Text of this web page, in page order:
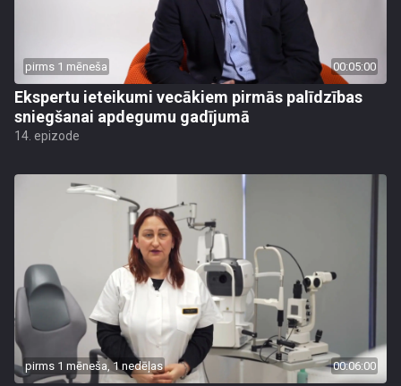
pirms 1 mēneša 00:05:00
Ekspertu ieteikumi vecākiem pirmās palīdzības
sniegšanai apdegumu gadījumā
14. epizode
pirms 1 mēneša, 1 nedēļas 00:06:00